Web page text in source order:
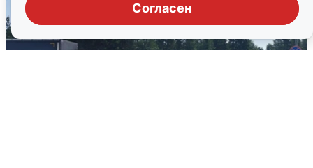
Согласен